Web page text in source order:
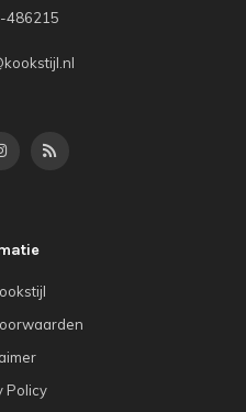
486215
Policy